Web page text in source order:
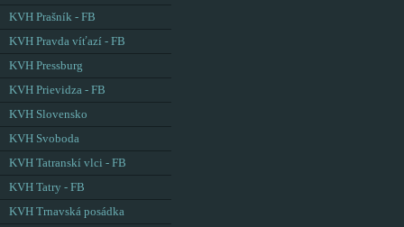
KVH Prašník - FB
KVH Pravda víťazí - FB
KVH Pressburg
KVH Prievidza - FB
KVH Slovensko
KVH Svoboda
KVH Tatranskí vlci - FB
KVH Tatry - FB
KVH Trnavská posádka